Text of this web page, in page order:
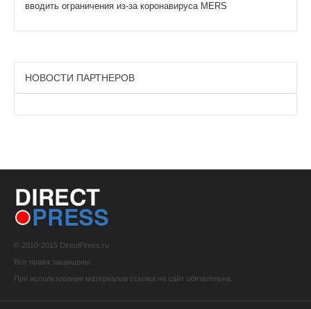
вводить ограничения из-за коронавируса MERS
НОВОСТИ ПАРТНЕРОВ
© 2010-2015 DirectPress.ru
Все права защищены.
При использовании материалов ссылка на сайт обязательна.